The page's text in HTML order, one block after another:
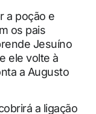
a poção e
os pais
Jesuíno
ele volte à
a Augusto
a ligação